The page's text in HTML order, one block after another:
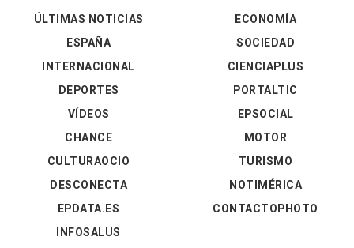
ÚLTIMAS NOTICIAS
ESPAÑA
INTERNACIONAL
DEPORTES
VÍDEOS
ECONOMÍA
SOCIEDAD
CIENCIAPLUS
PORTALTIC
EPSOCIAL
CHANCE
CULTURAOCIO
DESCONECTA
EPDATA.ES
INFOSALUS
MOTOR
TURISMO
NOTIMÉRICA
CONTACTOPHOTO